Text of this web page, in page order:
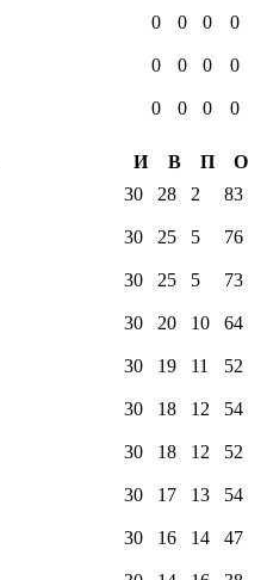
0 0 0 0
0 0 0 0
0 0 0
0
И В П
О
30 28 2 83
30 25 5 76
30 25 5 73
30 20 10 64
30 19 11 52
30 18 12 54
30 18 12 52
30 17 13 54
30 16 14 47